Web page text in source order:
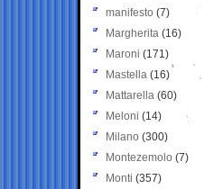
manifesto (7)
Margherita (16)
Maroni (171)
Mastella (16)
Mattarella (60)
Meloni (14)
Milano (300)
Montezemolo (7)
Monti (357)